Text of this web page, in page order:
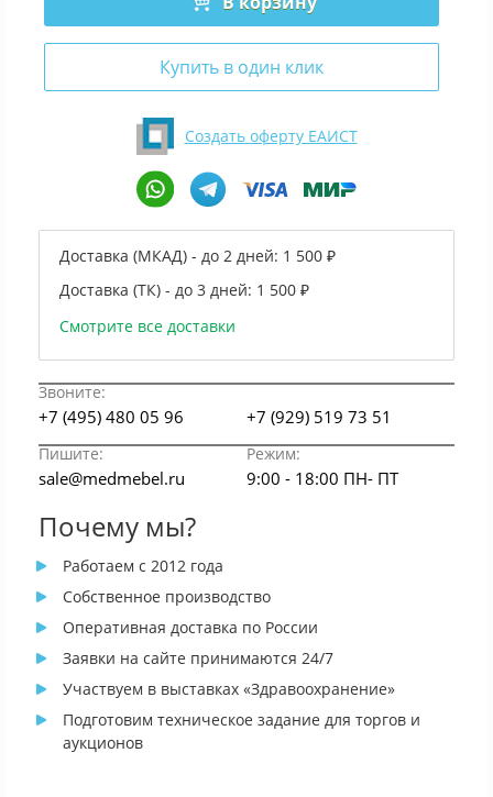
Купить в один клик
Создать оферту ЕАИСТ
Доставка (МКАД) - до 2 дней: 1 500 ₽
Доставка (ТК) - до 3 дней: 1 500 ₽
Смотрите все доставки
Звоните:
+7 (495) 480 05 96 +7 (929) 519 73 51
Пишите: Режим:
sale@medmebel.ru 9:00 - 18:00 ПН- ПТ
Почему мы?
Работаем с 2012 года
Собственное производство
Оперативная доставка по России
Заявки на сайте принимаются 24/7
Участвуем в выставках «Здравоохранение»
Подготовим техническое задание для торгов и
аукционов